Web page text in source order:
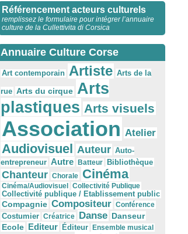
Référencement acteurs culturels
remplissez le formulaire pour intégrer l’annuaire
culture de la Cullettivita di Corsica
Annuaire Culture Corse
Art contemporain Artiste Arts de la
rue Arts du cirque Arts
plastiques Arts visuels
Association Atelier
Audiovisuel Auteur Auto-
entrepreneur Autre Batteur Bibliothèque
Chanteur Chorale Cinéma
Cinéma/Audiovisuel
Collectivité Publique
Collectivité publique / Etablissement public
Compagnie Compositeur Conférence
Costumier Créatrice Danse Danseur
Ecole Editeur Éditeur
Ensemble musical